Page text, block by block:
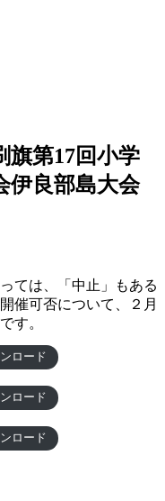
旗第17回小学
伊良部島大会
ては、「中止」もある
否について、２月
す。
ロード
ロード
ロード